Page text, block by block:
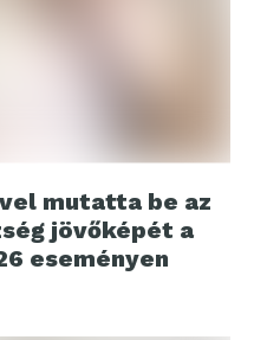
mutatta be az
jövőképét a
eseményen